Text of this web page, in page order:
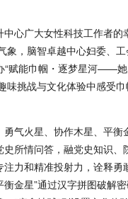
心广大女性科技工作者的
，脑智卓越中心妇委、
“赋能巾帼・逐梦星河——
挑战与文化体验中感受
气火星、协作木星、平
所情问答，融党史知识
力和精准投射力，诠释勇
金星”通过汉字拼图破解